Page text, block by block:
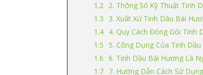
2. Thông Số Kỹ Thuật Tinh
3. Xuất Xứ Tinh Dầu Bài
4. Quy Cách Đóng Gói Tinh
5. Công Dụng Của Tinh
6. Tinh Dầu Bài Hương Là
7. Hướng Dẫn Cách Sử